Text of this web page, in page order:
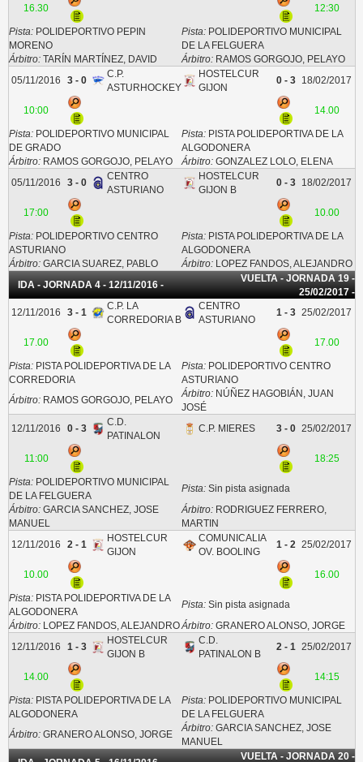
16.30 12:30
Pista:POLIDEPORTIVO PEPIN
MORENO
Pista:POLIDEPORTIVO MUNICIPAL
DE LA FELGUERA
Árbitro:TARÍN MARTÍNEZ, DAVID Árbitro:RAMOS GORGOJO, PELAYO
05/11/2016
3 - 0
C.P.
ASTURHOCKEY
HOSTELCUR
GIJON
0 - 3 18/02/2017
10:00 14.00
Pista:POLIDEPORTIVO MUNICIPAL
DE GRADO
Pista:PISTA POLIDEPORTIVA DE LA
ALGODONERA
Árbitro:RAMOS GORGOJO, PELAYO Árbitro:GONZALEZ LOLO, ELENA
05/11/2016
3 - 0
CENTRO
ASTURIANO
HOSTELCUR
GIJON B
0 - 3 18/02/2017
17:00 10.00
Pista:POLIDEPORTIVO CENTRO
ASTURIANO
Pista:PISTA POLIDEPORTIVA DE LA
ALGODONERA
Árbitro:GARCIA SUAREZ, PABLO Árbitro:LOPEZ FANDOS, ALEJANDRO
IDA - JORNADA 4 - 12/11/2016 -
VUELTA - JORNADA 19 -
25/02/2017 -
12/11/2016
3 - 1
C.P. LA
CORREDORIA B
CENTRO
ASTURIANO
1 - 3 25/02/2017
17.00 17.00
Pista:PISTA POLIDEPORTIVA DE LA
CORREDORIA
Pista:POLIDEPORTIVO CENTRO
ASTURIANO
Árbitro:RAMOS GORGOJO, PELAYO
Árbitro:NÚÑEZ HAGOBIÁN, JUAN
JOSÉ
12/11/2016
0 - 3
C.D.
PATINALON
C.P. MIERES 3 - 0 25/02/2017
11:00 18:25
Pista:POLIDEPORTIVO MUNICIPAL
DE LA FELGUERA
Pista:Sin pista asignada
Árbitro:GARCIA SANCHEZ, JOSE
MANUEL
Árbitro:RODRIGUEZ FERRERO,
MARTIN
12/11/2016
2 - 1
HOSTELCUR
GIJON
COMUNICALIA
OV. BOOLING
1 - 2 25/02/2017
10.00 16.00
Pista:PISTA POLIDEPORTIVA DE LA
ALGODONERA
Pista:Sin pista asignada
Árbitro:LOPEZ FANDOS, ALEJANDROÁrbitro:GRANERO ALONSO, JORGE
12/11/2016
1 - 3
HOSTELCUR
GIJON B
C.D.
PATINALON B
2 - 1 25/02/2017
14.00 14:15
Pista:PISTA POLIDEPORTIVA DE LA
ALGODONERA
Pista:POLIDEPORTIVO MUNICIPAL
DE LA FELGUERA
Árbitro:GRANERO ALONSO, JORGE
Árbitro:GARCIA SANCHEZ, JOSE
MANUEL
VUELTA - JORNADA 20 -